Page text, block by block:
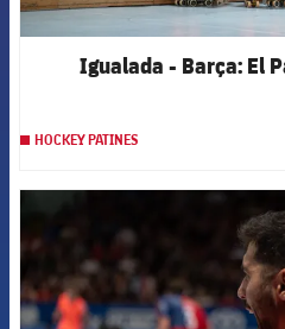
Igualada - Barça: El
HOCKEY PATINES